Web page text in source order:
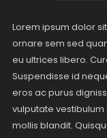
Lorem ipsum dolor
ornare sem sed
eu ultrices libero.
Suspendisse id
eros ac purus
vulputate
mollis blandit.